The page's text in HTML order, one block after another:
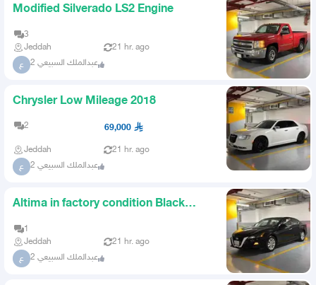
Modified Silverado LS2 Engine
3
Jeddah
21 hr. ago
ع عبدالملك السبيعي 2
Chrysler Low Mileage 2018
2 69,000
Jeddah 21 hr. ago
ع عبدالملك السبيعي 2
Altima in factory condition Black
1
Jeddah
21 hr. ago
ع عبدالملك السبيعي 2